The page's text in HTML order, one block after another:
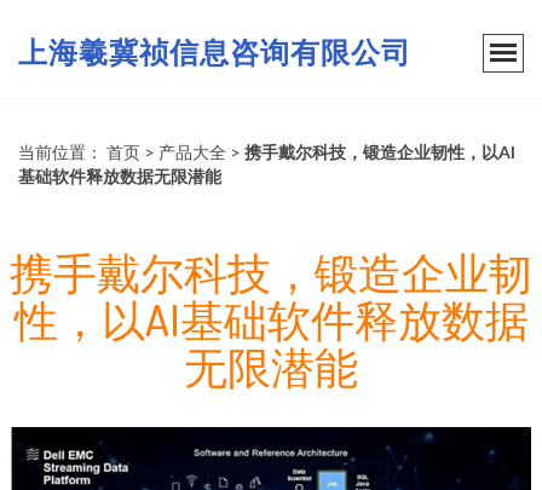
上海羲冀祯信息咨询有限公司
当前位置： 首页 > 产品大全 > 携手戴尔科技，锻造企业韧性，以AI
基础软件释放数据无限潜能
携手戴尔科技，锻造企业韧
性，以AI基础软件释放数据
无限潜能